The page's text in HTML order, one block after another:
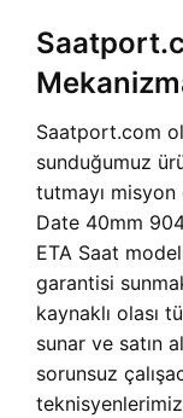
Saatport.com
sunduğumuz
tutmayı
Date 40mm
ETA Saat
garantisi
kaynaklı olası
sunar ve satın
sorunsuz